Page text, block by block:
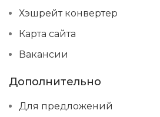
Хэшрейт конвертер
Карта сайта
Вакансии
Дополнительно
Для предложений